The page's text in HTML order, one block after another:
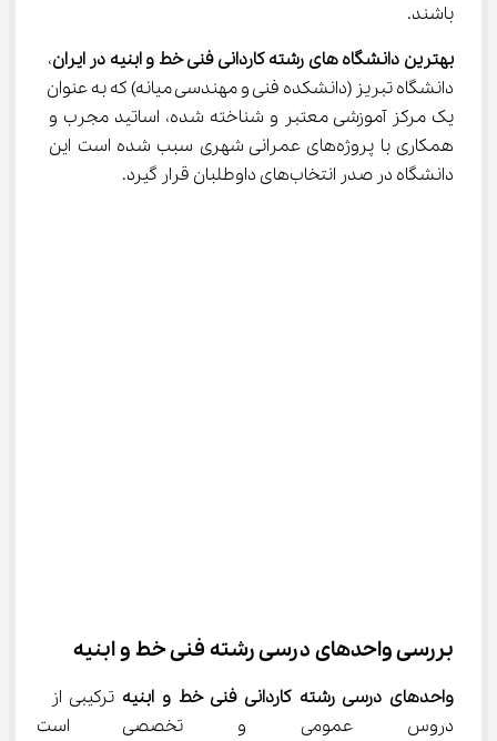
باشند.
بهترین دانشگاه های رشته کاردانی فنی خط و ابنیه در ایران،
دانشگاه تبریز (دانشکده فنی و مهندسی میانه) که به عنوان
یک مرکز آموزشی معتبر و شناخته شده، اساتید مجرب و
همکاری با پروژه‌های عمرانی شهری سبب شده است این
دانشگاه در صدر انتخاب‌های داوطلبان قرار گیرد.
بررسی واحدهای درسی رشته فنی خط و ابنیه
واحدهای درسی رشته کاردانی فنی خط و ابنیه ترکیبی از
دروس عمومی و تخصصی است